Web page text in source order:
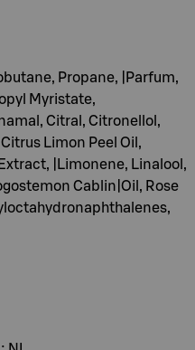
Propane, |Parfum,
Myristate,
Citral, Citronellol,
Limon Peel Oil,
|Limonene, Linalool,
Cablin|Oil, Rose